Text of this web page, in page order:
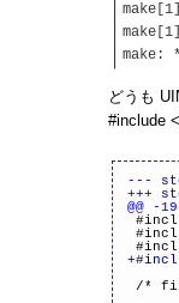
どうも
#include
---
+++
@@ -
/*